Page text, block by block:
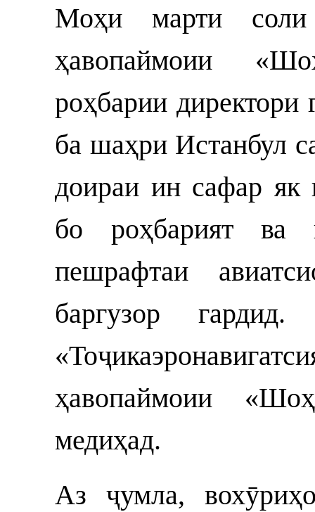
Моҳи марти
ҳавопаймоии
роҳбарии директори
ба шаҳри Истанбул
доираи ин сафар як
бо роҳбарият ва
пешрафтаи
баргузор
ҳавопаймоии
медиҳад.
Аз ҷумла,